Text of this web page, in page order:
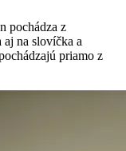
pochádza z
aj na slovíčka a
priamo z